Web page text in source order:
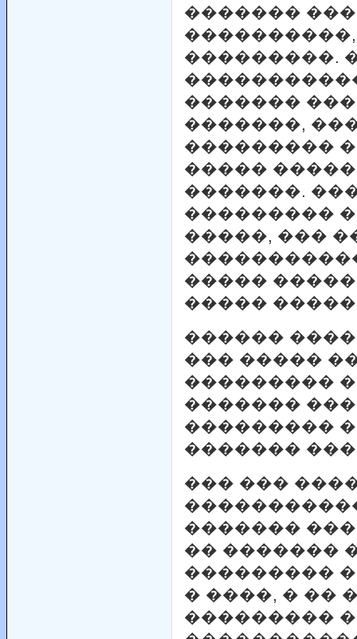
�������
���������.
�������
�������,
���������
�����
�������.
���������
�����, ���
�����
�����
������
��� �����
���������
�������
���������
�������
��� ���
�������
�� �������
���������
� ����, � ��
���������